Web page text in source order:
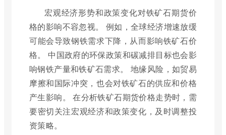
宏观经济形势和政策变化对铁矿石期货价
格的影响不容忽视。 例如，全球经济增速放缓
可能会导致钢铁需求下降，从而影响铁矿石价
格。 中国政府的环保政策和碳减排目标也会影
响钢铁产量和铁矿石需求。 地缘风险，如贸易
摩擦和国际冲突，也会对铁矿石的供应和价格
产生影响。 在分析铁矿石期货价格走势时，需
要密切关注宏观经济和政策变化，及时调整投
资策略。